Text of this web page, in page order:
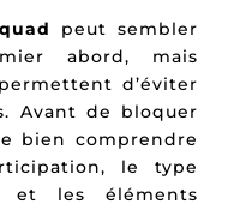
peut sembler
abord, mais
d’éviter
Avant de bloquer
bien comprendre
le type
et les éléments